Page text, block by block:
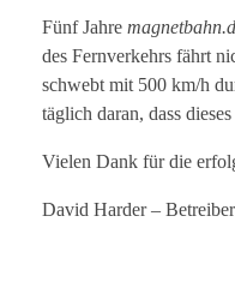
Fünf Jahre
des Fernverkehrs fährt
schwebt mit 500 km/h
täglich daran, dass
Vielen Dank für die
David Harder –